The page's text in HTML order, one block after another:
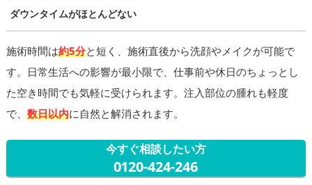
ダウンタイムがほとんどない
施術時間は約5分と短く、施術直後から洗顔やメイクが可能で
す。日常生活への影響が最小限で、仕事前や休日のちょっとし
た空き時間でも気軽に受けられます。注入部位の腫れも軽度
で、 数日以内に自然と解消されます。
今すぐ相談したい方
0120-424-246